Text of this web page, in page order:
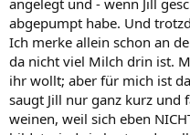
abgepumpt habe. Und
Ich merke allein schon an
da nicht viel Milch drin ist.
ihr wollt; aber für mich ist
saugt Jill nur ganz kurz und
weinen, weil sich eben